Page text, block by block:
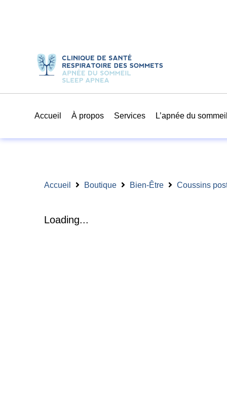
Accueil À propos Services L’apnée du
Accueil Boutique Bien-Être Coussins
Loading...